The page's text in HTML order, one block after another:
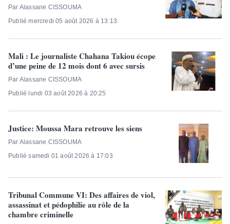
Par Alassane CISSOUMA
Publié mercredi 05 août 2026 à 13:13
Mali : Le journaliste Chahana Takiou écope
d’une peine de 12 mois dont 6 avec sursis
Par Alassane CISSOUMA
Publié lundi 03 août 2026 à 20:25
Justice: Moussa Mara retrouve les siens
Par Alassane CISSOUMA
Publié samedi 01 août 2026 à 17:03
Tribunal Commune VI: Des affaires de viol,
assassinat et pédophilie au rôle de la
chambre criminelle